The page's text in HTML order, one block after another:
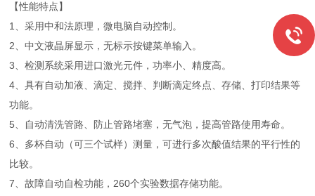
【性能特点】
1、采用中和法原理，微电脑自动控制。
2、中文液晶屏显示，无标示按键菜单输入。
3、检测系统采用进口激光元件，功率小、精度高。
4、具有自动加液、滴定、搅拌、判断滴定终点、存储、打印结果等
功能。
5、自动清洗管路、防止管路堵塞，无气泡，提高管路使用寿命。
6、多杯自动（可三个试样）测量，可进行多次酸值结果的平行性的
比较。
7、故障自动自检功能，260个实验数据存储功能。